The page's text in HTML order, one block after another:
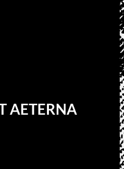
AETERNA